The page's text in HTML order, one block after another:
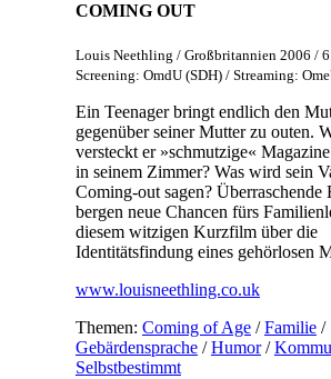
COMING OUT
Louis Neethling / Großbritannien 2006 /
Screening: OmdU (SDH) / Streaming:
Ein Teenager bringt endlich den
gegenüber seiner Mutter zu outen.
versteckt er »schmutzige«
in seinem Zimmer? Was wird sein
Coming-out sagen? Überraschende
bergen neue Chancen fürs
diesem witzigen Kurzfilm über die
Identitätsfindung eines gehörlosen
www.louisneethling.co.uk
Themen: Coming of Age/Familie/
Gebärdensprache/Humor/
Selbstbestimmt